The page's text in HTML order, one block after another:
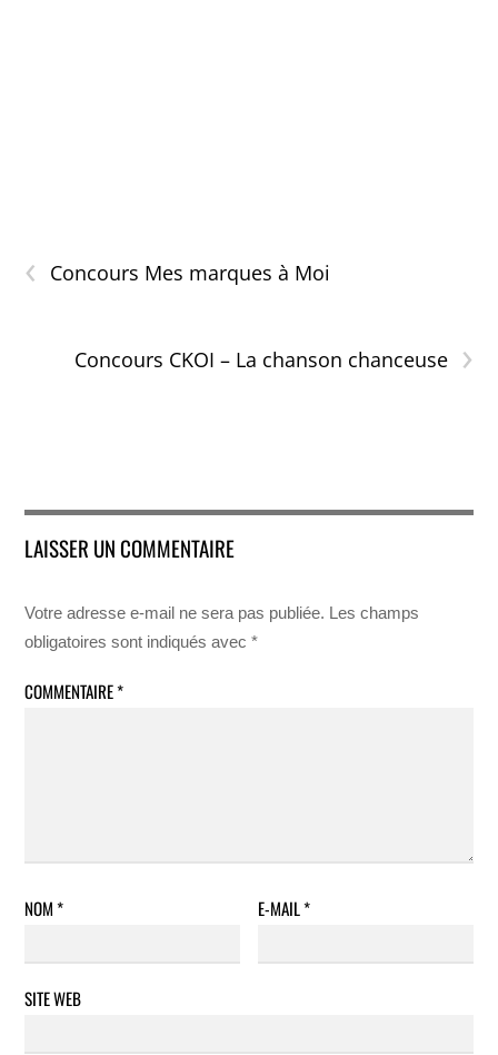
‹ Concours Mes marques à Moi
›
Concours CKOI – La chanson chanceuse
LAISSER UN COMMENTAIRE
Votre adresse e-mail ne sera pas publiée. Les champs
obligatoires sont indiqués avec*
COMMENTAIRE*
NOM* E-MAIL*
SITE WEB